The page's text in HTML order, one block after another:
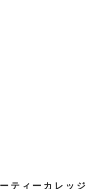
ティーカレッジ